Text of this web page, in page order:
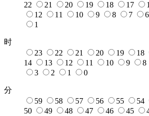
22
21 20 19 18 17
12
11 10 9 8 7 6
1
时
23
22 21 20 19 18
14
13 12 11 10 9 8
3
2 1 0
分
59
58 57 56 55 54
50
49 48 47 46 45